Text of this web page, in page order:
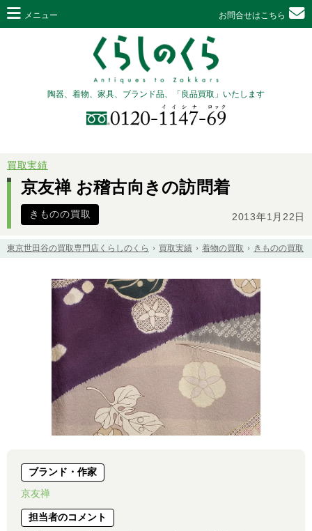
メニュー お問合せはこちら
陶器、着物、家具、ブランド品、「良品買取」いたします
買取実績
京友禅 お稽古向きの訪問着
きものの買取 2013年1月22日
東京世田谷の買取専門店くらしのくら 買取実績 着物の買取 きものの買取
ブランド・作家
京友禅
担当者のコメント